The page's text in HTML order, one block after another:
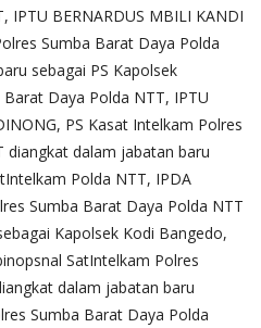
IPTU BERNARDUS MBILI KANDI
Sumba Barat Daya Polda
sebagai PS Kapolsek
Daya Polda NTT, IPTU
PS Kasat Intelkam Polres
diangkat dalam jabatan baru
Polda NTT, IPDA
Sumba Barat Daya Polda NTT
Kapolsek Kodi Bangedo,
SatIntelkam Polres
dalam jabatan baru
Sumba Barat Daya Polda